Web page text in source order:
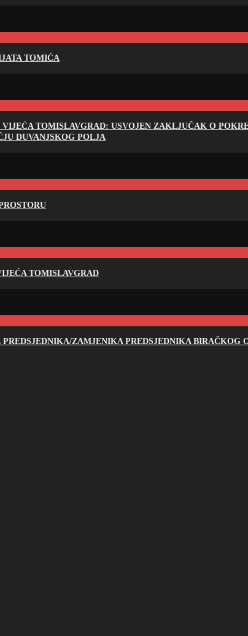
TOMIĆA
TOMISLAVGRAD: USVOJEN ZAKLJUČAK O
DUVANJSKOG POLJA
TOMISLAVGRAD
ZAMJENIKA PREDSJEDNIKA